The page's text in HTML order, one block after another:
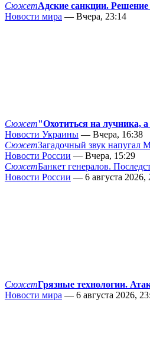
СюжетАдские санкции.
Новости мира — Вчера, 23:14
Сюжет"Охотиться на лучника,
Новости Украины — Вчера, 16:38
СюжетЗагадочный звук напугал
Новости России — Вчера, 15:29
СюжетБанкет генералов.
Новости России — 6 августа 2026,
СюжетГрязные технологии.
Новости мира — 6 августа 2026,